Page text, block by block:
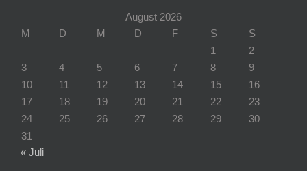
August 2026
M
D M D F S
S
1
2
3
4 5 6 7 8
9
10
11 12 13 14 15
16
17
18 19 20 21 22
23
24
25 26 27 28 29
30
31
« Juli